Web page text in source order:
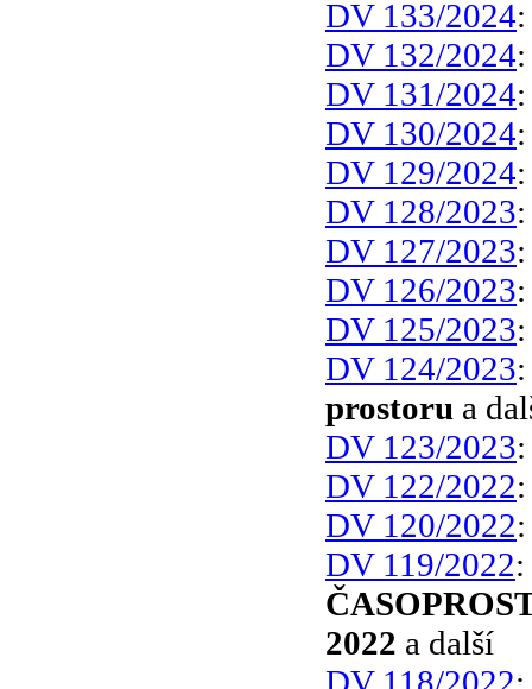
DV 133/2024
DV 132/2024
DV 131/2024
DV 130/2024
DV 129/2024
DV 128/2023
DV 127/2023
DV 126/2023
DV 125/2023
DV 124/2023
prostoru a
DV 123/2023
DV 122/2022
DV 120/2022
DV 119/2022:
2022 a další